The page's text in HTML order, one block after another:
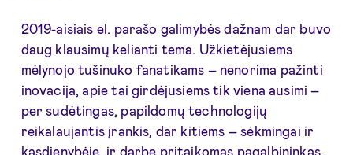
2019-aisiais el. parašo galimybės dažnam dar buvo
daug klausimų kelianti tema. Užkietėjusiems
mėlynojo tušinuko fanatikams – nenorima pažinti
inovacija, apie tai girdėjusiems tik viena ausimi –
per sudėtingas, papildomų technologijų
reikalaujantis įrankis, dar kitiems – sėkmingai ir
kasdienybėje, ir darbe pritaikomas pagalbininkas.